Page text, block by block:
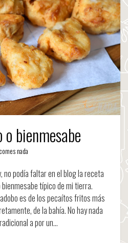
o bienmesabe
nada
no podía faltar en el blog la receta
típico de mi tierra.
es de los pecaítos fritos más
de la bahía. No hay nada
a por un…